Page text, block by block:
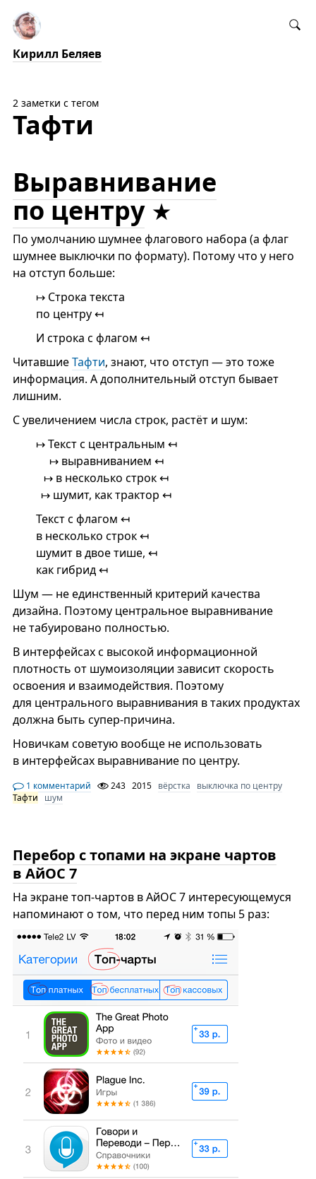
Кирилл Беляев
2 заметки с тегом
Тафти
Выравнивание
по центру
По умолчанию шумнее флагового набора (а флаг
шумнее выключки по формату). Потому что у него
на отступ больше:
↦ Строка текста
по центру ↤
И строка с флагом ↤
ЧитавшиеТафти, знают, что отступ — это тоже
информация. А дополнительный отступ бывает
лишним.
С увеличением числа строк, растёт и шум:
↦ Текст с центральным ↤
↦ выравниванием ↤
↦ в несколько строк ↤
↦ шумит, как трактор ↤
Текст с флагом ↤
в несколько строк ↤
шумит в двое тише, ↤
как гибрид ↤
Шум — не единственный критерий качества
дизайна. Поэтому центральное выравнивание
не табуировано полностью.
В интерфейсах с высокой информационной
плотность от шумоизоляции зависит скорость
освоения и взаимодействия. Поэтому
для центрального выравнивания в таких продуктах
должна быть супер-причина.
Новичкам советую вообще не использовать
в интерфейсах выравнивание по центру.
1 комментарий 243 2015 вёрстка
выключка по центру
Тафти
шум
Перебор с топами на экране чартов
в АйОС 7
На экране топ-чартов в АйОС 7 интересующемуся
напоминают о том, что перед ним топы 5 раз: